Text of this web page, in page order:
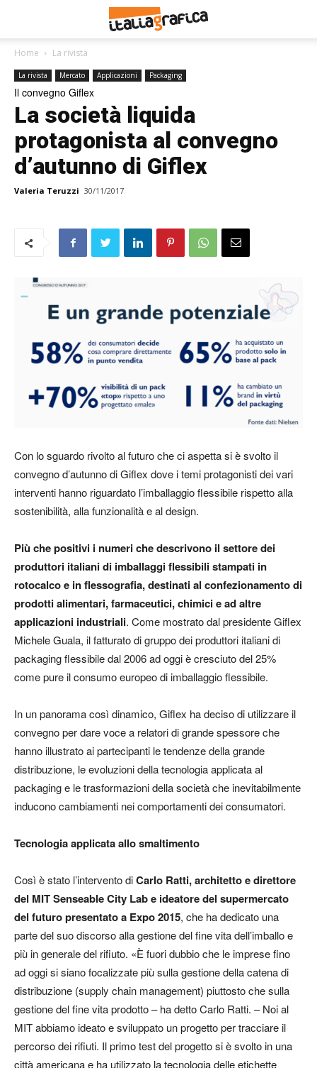
Home La rivista
La rivista Mercato Applicazioni Packaging
Il convegno Giflex
La società liquida
protagonista al convegno
d’autunno di Giflex
Valeria Teruzzi 30/11/2017
Con lo sguardo rivolto al futuro che ci aspetta si è svolto il
convegno d’autunno di Giflex dove i temi protagonisti dei vari
interventi hanno riguardato l’imballaggio flessibile rispetto alla
sostenibilità, alla funzionalità e al design.
Più che positivi i numeri che descrivono il settore dei
produttori italiani di imballaggi flessibili stampati in
rotocalco e in flessografia, destinati al confezionamento di
prodotti alimentari, farmaceutici, chimici e ad altre
applicazioni industriali. Come mostrato dalpresidente Giflex
Michele Guala, il fatturato di gruppo dei produttori italiani di
packaging flessibile dal 2006 ad oggi è cresciuto del 25%
come pure il consumo europeo di imballaggio flessibile.
In un panorama così dinamico, Giflex ha deciso di utilizzare il
convegnoper dare voce a relatori di grande spessore che
hanno illustrato ai partecipanti le tendenze della grande
distribuzione, le evoluzioni della tecnologia applicata al
packaging e le trasformazioni della società che inevitabilmente
inducono cambiamenti nei comportamenti dei consumatori.
Tecnologia applicata allo smaltimento
Così è stato l’intervento diCarlo Ratti, architetto e direttore
del MIT Senseable City Lab e ideatore del supermercato
del futuro presentato a Expo 2015, che ha dedicato una
parte del suo discorso alla gestione del fine vita dell’imballo e
più in generale del rifiuto. «È fuori dubbio che le imprese fino
ad oggi si siano focalizzate più sulla gestione della catena di
distribuzione (supply chain management) piuttosto che sulla
gestione del fine vita prodotto – ha detto Carlo Ratti. – Noi al
MIT abbiamo ideato e sviluppato un progetto per tracciare il
percorso dei rifiuti. Il primo test del progetto si è svolto in una
città americana e ha utilizzato la tecnologia delle etichette